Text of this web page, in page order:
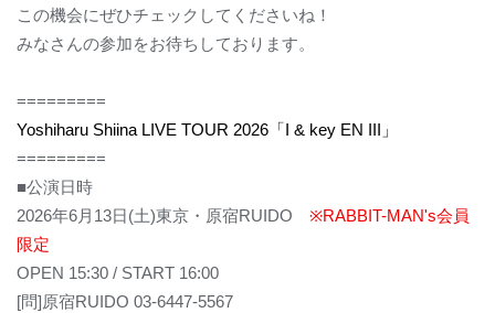
この機会にぜひチェックしてくださいね！
みなさんの参加をお待ちしております。
=========
Yoshiharu Shiina LIVE TOUR 2026 「 I & key EN III
」
=========
■公演日時
2026年6月 13日 (土)東京・原宿RUIDO ※RABBIT-MAN's会員
限定
OPEN 15:30 / START 16:00
[問] 原宿RUIDO 03-6447-5567